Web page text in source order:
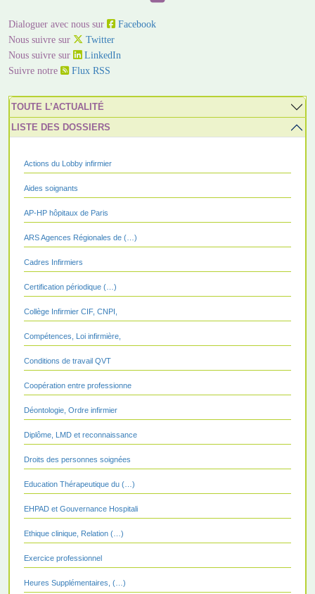
Dialoguer avec nous sur
Facebook
Nous suivre sur
Twitter
Nous suivre sur
LinkedIn
Suivre notre
Flux RSS
TOUTE L’ACTUALITÉ
LISTE DES DOSSIERS
Actions du Lobby infirmier
Aides soignants
AP-HP hôpitaux de Paris
ARS Agences Régionales de (…)
Cadres Infirmiers
Certification périodique (…)
Collège Infirmier CIF, CNPI,
Compétences, Loi infirmière,
Conditions de travail QVT
Coopération entre professionne
Déontologie, Ordre infirmier
Diplôme, LMD et reconnaissance
Droits des personnes soignées
Education Thérapeutique du (…)
EHPAD et Gouvernance Hospitali
Ethique clinique, Relation (…)
Exercice professionnel
Heures Supplémentaires, (…)